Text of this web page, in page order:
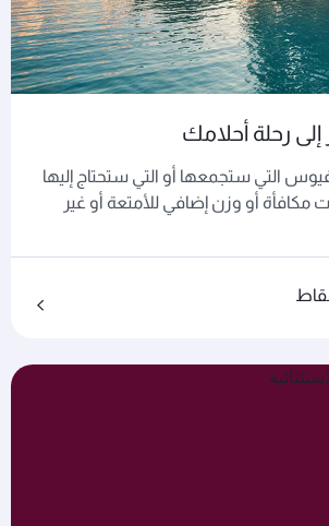
رحلة أحلامك
التي ستجمعها أو التي ستحتاج إليها
مكافأة أو وزن إضافي للأمتعة أو غير